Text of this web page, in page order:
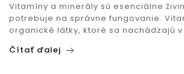
Vitamíny a minerály sú esenciálne
potrebuje na správne fungovanie.
organické látky, ktoré sa nachádzajú
Čítať ďalej